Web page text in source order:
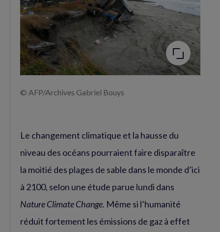
Agrandir
l'image
© AFP/Archives Gabriel Bouys
Le changement climatique et la hausse du
niveau des océans pourraient faire disparaître
la moitié des plages de sable dans le monde d’ici
à 2100, selon une étude parue lundi dans
Nature Climate Change. Même si l’humanité
réduit fortement les émissions de gaz à effet